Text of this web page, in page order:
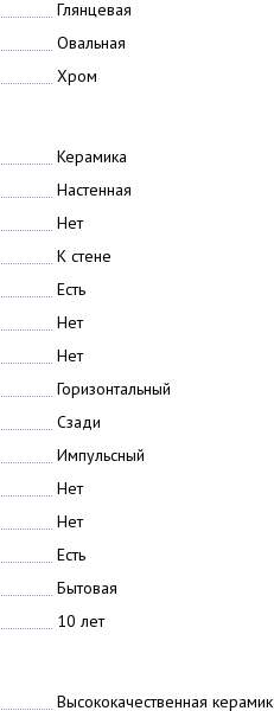
Глянцевая
Овальная
Хром
Керамика
Настенная
Нет
К стене
Есть
Нет
Нет
Горизонтальный
Сзади
Импульсный
Нет
Нет
Есть
Бытовая
10 лет
Высококачественная